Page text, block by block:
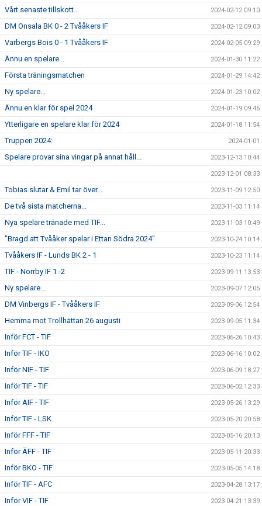
Vårt senaste tillskott... 2024-02-12 09:10
DM Onsala BK 0 - 2 Tvååkers IF 2024-02-12 09:03
Varbergs Bois 0 - 1 Tvååkers IF 2024-02-05 09:29
Ännu en spelare... 2024-01-30 11:22
Första träningsmatchen 2024-01-29 14:42
Ny spelare... 2024-01-23 10:02
Ännu en klar för spel 2024 2024-01-19 09:46
Ytterligare en spelare klar för 2024 2024-01-18 11:54
Truppen 2024: 2024-01-01
Spelare provar sina vingar på annat håll... 2023-12-13 10:44
2023-12-01 08:33
Tobias slutar & Emil tar över... 2023-11-09 12:50
De två sista matcherna... 2023-11-03 11:14
Nya spelare tränade med TIF... 2023-11-03 10:49
"Bragd att Tvååker spelar i Ettan Södra 2024" 2023-10-24 10:14
Tvååkers IF - Lunds BK 2 - 1 2023-10-23 11:14
TIF - Norrby IF 1 -2 2023-09-11 13:53
Ny spelare... 2023-09-07 12:05
DM Vinbergs IF - Tvååkers IF 2023-09-06 12:54
Hemma mot Trollhättan 26 augusti 2023-09-05 11:34
Inför FCT - TIF 2023-06-26 10:43
Inför TIF - IKO 2023-06-16 10:02
Inför NIF - TIF 2023-06-09 18:27
Inför TIF - TIF 2023-06-02 12:33
Inför AIF - TIF 2023-05-26 13:29
Inför TIF - LSK 2023-05-20 20:58
Inför FFF - TIF 2023-05-16 20:13
Inför ÄFF - TIF 2023-05-11 20:33
Inför BKO - TIF 2023-05-05 14:18
Inför TIF - AFC 2023-04-28 13:17
Inför VIF - TIF 2023-04-21 13:39